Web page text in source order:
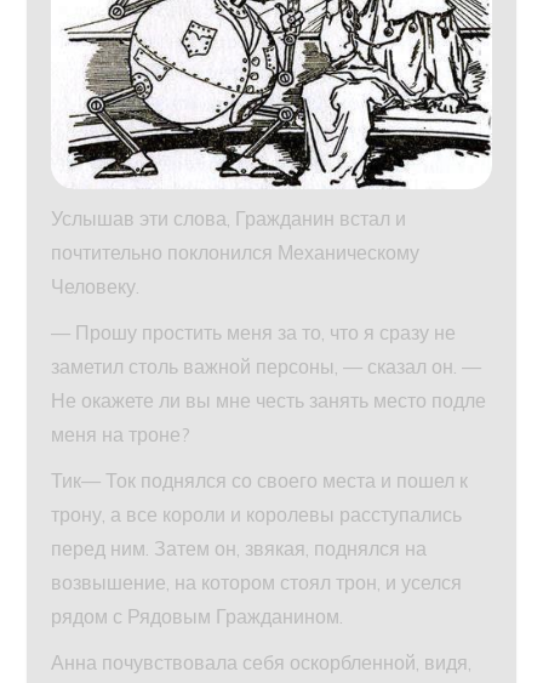
Услышав эти слова, Гражданин встал и
почтительно поклонился Механическому
Человеку.
— Прошу простить меня за то, что я сразу не
заметил столь важной персоны, — сказал он. —
Не окажете ли вы мне честь занять место подле
меня на троне?
Тик— Ток поднялся со своего места и пошел к
трону, а все короли и королевы расступались
перед ним. Затем он, звякая, поднялся на
возвышение, на котором стоял трон, и уселся
рядом с Рядовым Гражданином.
Анна почувствовала себя оскорбленной, видя,